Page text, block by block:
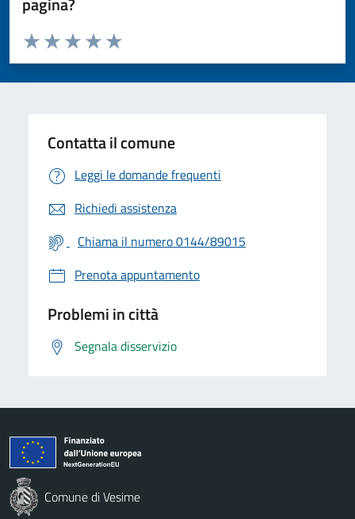
Valuta da 1 a 5 stelle la pagina
Valuta 5 stelle su 5
Valuta 4 stelle su 5
Valuta 3 stelle su 5
Valuta 2 stelle su 5
Valuta 1 stelle su 5
Contatta il comune
Leggi le domande frequenti
Richiedi assistenza
Chiama il numero 0144/89015
Prenota appuntamento
Problemi in città
Segnala disservizio
Comune di Vesime